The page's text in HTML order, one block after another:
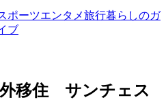
ポーツエンタメ旅行暮らしのガ
ブ
移住 サンチェス